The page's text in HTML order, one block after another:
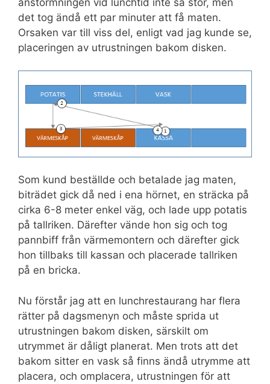
det tog ändå ett par minuter att få maten.
Orsaken var till viss del, enligt vad jag kunde se,
placeringen av utrustningen bakom disken.
Som kund beställde och betalade jag maten,
biträdet gick då ned i ena hörnet, en sträcka på
cirka 6-8 meter enkel väg, och lade upp potatis
på tallriken. Därefter vände hon sig och tog
pannbiff från värmemontern och därefter gick
hon tillbaks till kassan och placerade tallriken
på en bricka.
Nu förstår jag att en lunchrestaurang har flera
rätter på dagsmenyn och måste sprida ut
utrustningen bakom disken, särskilt om
utrymmet är dåligt planerat. Men trots att det
bakom sitter en vask så finns ändå utrymme att
placera, och omplacera, utrustningen för att